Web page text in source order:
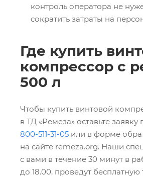
контроль оператора не
сократить затраты на
Где купить
компрессор с
500 л
Чтобы купить винтовой
в ТД «Ремеза» оставьте заявку
800-511-31-05 или в форме
на сайте remeza.org. Наши
с вами в течение 30 минут в
до 18.00, проведут бесплатную